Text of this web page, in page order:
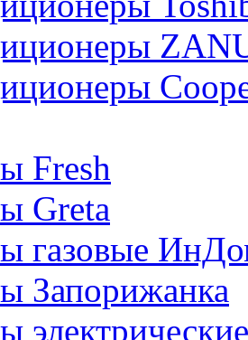
Fresh
Greta
газовые
Запорижанка